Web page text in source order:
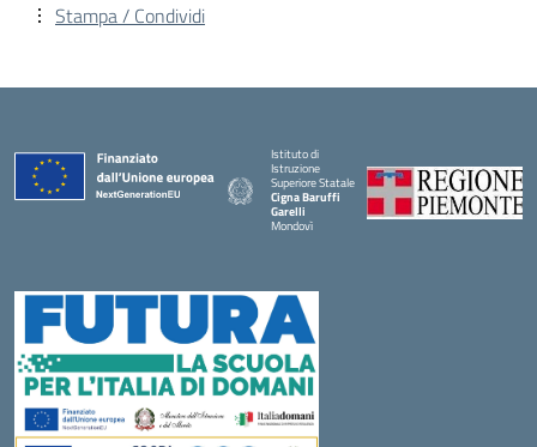
Stampa / Condividi
Istituto di
Istruzione
Superiore Statale
Cigna Baruffi
Garelli
Mondovì